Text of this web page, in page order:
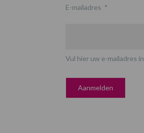
E-mailadres *
Vul hier uw e-mailadres in